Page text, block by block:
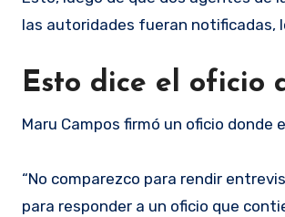
las autoridades fueran notificadas,
Esto dice el oficio
Maru Campos firmó un oficio donde
“No comparezco para rendir
para responder a un oficio que